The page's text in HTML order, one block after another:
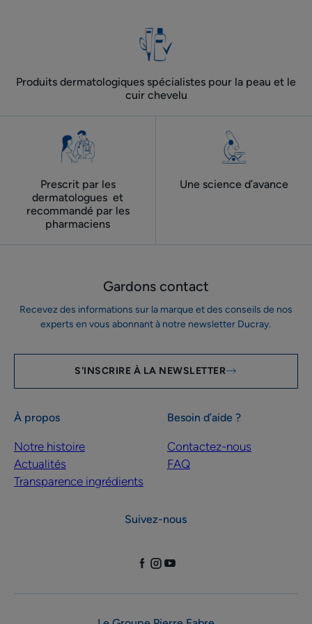
Produits dermatologiques spécialistes pour la peau et le
cuir chevelu
Prescrit par les
dermatologues ​ et
recommandé par les
pharmaciens
Une science d’avance
Gardons contact
Recevez des informations sur la marque et des conseils de nos
experts en vous abonnant à notre newsletter Ducray.
S'INSCRIRE À LA NEWSLETTER
À propos
Notre histoire
Actualités
Transparence ingrédients
Besoin d’aide ?
Contactez-nous
FAQ
Suivez-nous